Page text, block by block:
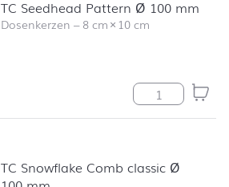
TC Seedhead Pattern Ø 100 mm
Dosenkerzen –8 cm× 10 cm
TC Seedhead
TC Snowflake Comb classic Ø